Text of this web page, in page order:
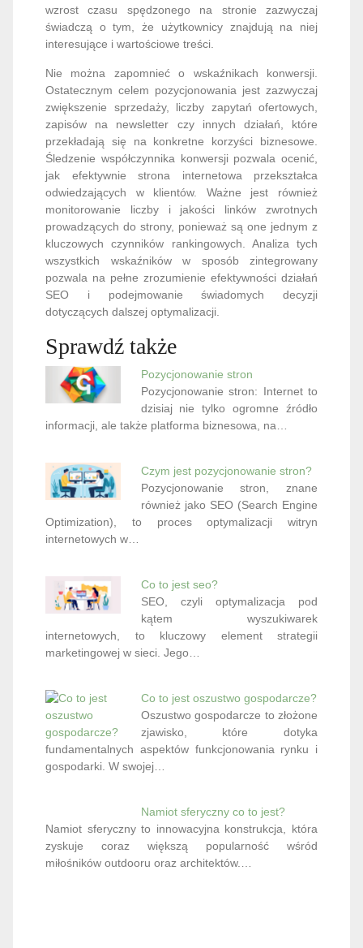
wzrost czasu spędzonego na stronie zazwyczaj
świadczą o tym, że użytkownicy znajdują na niej
interesujące i wartościowe treści.
Nie można zapomnieć o wskaźnikach konwersji.
Ostatecznym celem pozycjonowania jest zazwyczaj
zwiększenie sprzedaży, liczby zapytań ofertowych,
zapisów na newsletter czy innych działań, które
przekładają się na konkretne korzyści biznesowe.
Śledzenie współczynnika konwersji pozwala ocenić,
jak efektywnie strona internetowa przekształca
odwiedzających w klientów. Ważne jest również
monitorowanie liczby i jakości linków zwrotnych
prowadzących do strony, ponieważ są one jednym z
kluczowych czynników rankingowych. Analiza tych
wszystkich wskaźników w sposób zintegrowany
pozwala na pełne zrozumienie efektywności działań
SEO i podejmowanie świadomych decyzji
dotyczących dalszej optymalizacji.
Sprawdź także
Pozycjonowanie stron
Pozycjonowanie stron: Internet to
dzisiaj nie tylko ogromne źródło
informacji, ale także platforma biznesowa, na…
Czym jest pozycjonowanie stron?
Pozycjonowanie stron, znane
również jako SEO (Search Engine
Optimization), to proces optymalizacji witryn
internetowych w…
Co to jest seo?
SEO, czyli optymalizacja pod
kątem wyszukiwarek
internetowych, to kluczowy element strategii
marketingowej w sieci. Jego…
Co to jest oszustwo gospodarcze?
Oszustwo gospodarcze to złożone
zjawisko, które dotyka
fundamentalnych aspektów funkcjonowania rynku i
gospodarki. W swojej…
Namiot sferyczny co to jest?
Namiot sferyczny to innowacyjna konstrukcja, która
zyskuje coraz większą popularność wśród
miłośników outdooru oraz architektów.…